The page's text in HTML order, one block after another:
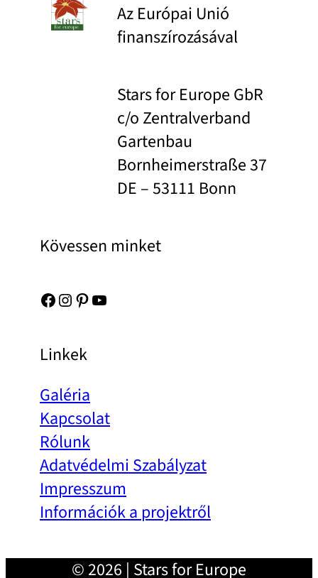
Az Európai Unió
finanszírozásával
Stars for Europe GbR
c/o Zentralverband
Gartenbau
Bornheimerstraße 37
DE – 53111 Bonn
Kövessen minket
Facebook Instagram Pinterest YouTube
Linkek
Galéria
Kapcsolat
Rólunk
Adatvédelmi Szabályzat
Impresszum
Információk a projektről
© 2026 | Stars for Europe